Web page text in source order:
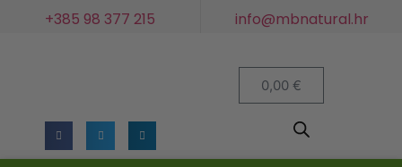
+385 98 377 215 info@mbnatural.hr
0,00€